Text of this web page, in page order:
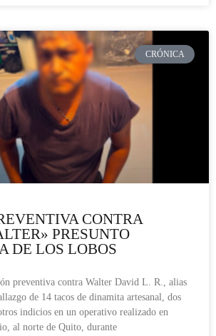
CRÓNICA
CONTRA
PRESUNTO
DE LOS LOBOS
preventiva contra Walter David L. R., alias
de 14 tacos de dinamita artesanal, dos
indicios en un operativo realizado en
al norte de Quito, durante